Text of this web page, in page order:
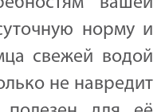
норму и
свежей водой
не навредит